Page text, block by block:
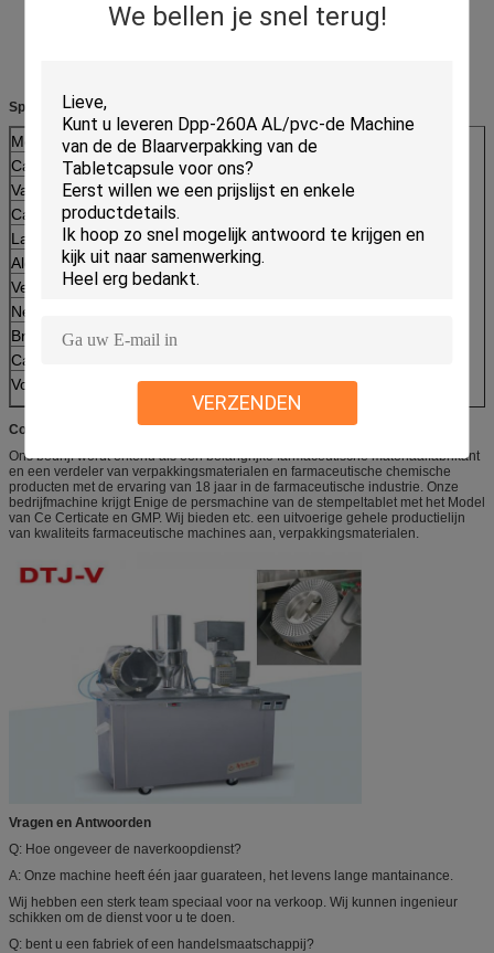
We bellen je snel terug!
VERZENDEN
Specificaties:
Model:
Dtj-V
Capsulegrootte:
#00, #0, #1, #2, #3, #4, #5
Vacuümpomp:
Xd-040 (40m ³ /hour)
Capaciteit van luchtcompressor:
Lawaai:
Minder dan 60dB (a)
Algemene Afmetingen:
1200*700*1600mm
Verpakkingsdimensies:
Netto Gewicht:
Brutogewicht:
Capaciteit:
Voeding:
220V 50Hz
Concurrentievoordeel:
Ons bedrijf wordt erkend als een belangrijke farmaceutische materiaalfabrikant
en een verdeler van verpakkingsmaterialen en farmaceutische chemische
producten met de ervaring van 18 jaar in de farmaceutische industrie. Onze
bedrijfmachine krijgt Enige de persmachine van de stempeltablet met het Model
van Ce Certicate en GMP. Wij bieden etc. een uitvoerige gehele productielijn
van kwaliteits farmaceutische machines aan, verpakkingsmaterialen.
Vragen en Antwoorden
Q: Hoe ongeveer de naverkoopdienst?
A: Onze machine heeft één jaar guarateen, het levens lange mantainance.
Wij hebben een sterk team speciaal voor na verkoop. Wij kunnen ingenieur
schikken om de dienst voor u te doen.
Q: bent u een fabriek of een handelsmaatschappij?